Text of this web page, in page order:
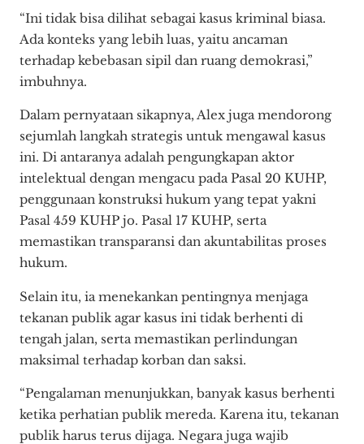
“Ini tidak bisa dilihat sebagai kasus kriminal biasa.
Ada konteks yang lebih luas, yaitu ancaman
terhadap kebebasan sipil dan ruang demokrasi,”
imbuhnya.
Dalam pernyataan sikapnya, Alex juga mendorong
sejumlah langkah strategis untuk mengawal kasus
ini. Di antaranya adalah pengungkapan aktor
intelektual dengan mengacu pada Pasal 20 KUHP,
penggunaan konstruksi hukum yang tepat yakni
Pasal 459 KUHP jo. Pasal 17 KUHP, serta
memastikan transparansi dan akuntabilitas proses
hukum.
Selain itu, ia menekankan pentingnya menjaga
tekanan publik agar kasus ini tidak berhenti di
tengah jalan, serta memastikan perlindungan
maksimal terhadap korban dan saksi.
“Pengalaman menunjukkan, banyak kasus berhenti
ketika perhatian publik mereda. Karena itu, tekanan
publik harus terus dijaga. Negara juga wajib